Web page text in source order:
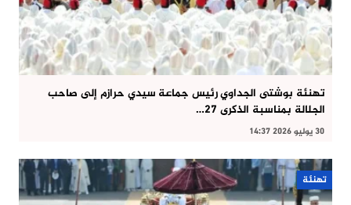
تهنئة بوشتى الجداوي رئيس جماعة سيدي حرازم إلى صاحب
الجلالة بمناسبة الذكرى 27…
30 يوليو 2026 14:37
تهنئة